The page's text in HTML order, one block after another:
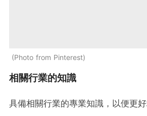
Photo from Pinterest
相關行業的知識
具備相關行業的專業知識，以便更